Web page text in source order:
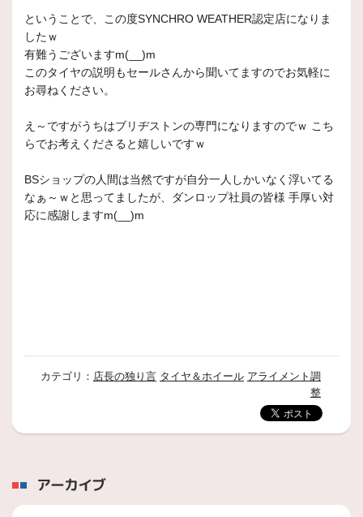
ということで、この度SYNCHRO WEATHER認定店になりま
したｗ
有難うございますm(__)m
このタイヤの説明もセールさんから聞いてますのでお気軽に
お尋ねください。
え～ですがうちはブリヂストンの専門になりますのでｗ こち
らでお考えくださると嬉しいですｗ
BSショップの人間は当然ですが自分一人しかいなく浮いてる
なぁ～ｗと思ってましたが、ダンロップ社員の皆様 手厚い対
応に感謝しますm(__)m
カテゴリ： 店長の独り言 タイヤ＆ホイール アライメント調
整
アーカイブ